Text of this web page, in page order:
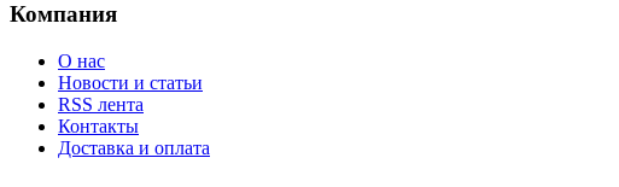
Компания
О нас
Новости и статьи
RSS лента
Контакты
Доставка и оплата